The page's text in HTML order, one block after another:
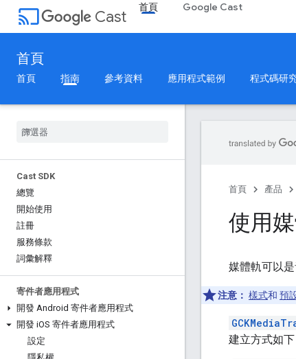
cast Cast
首頁 Google Cast
首頁
首頁 指南 參考資料 應用程式範例 程式碼研
Cast SDK
總覽
開始使用
註冊
服務條款
詞彙解釋
寄件者應用程式
開發 Android 寄件者應用程式
開發 iOS 寄件者應用程式
設定
首頁 產品
使用
媒體軌可以
注意： 樣式和 預
建立方式如下